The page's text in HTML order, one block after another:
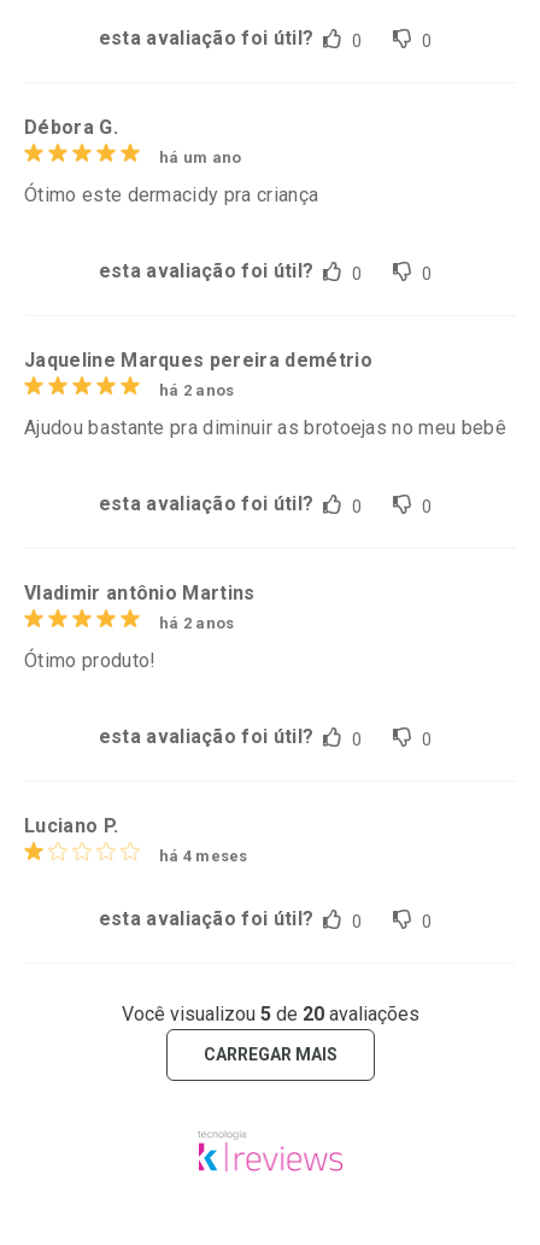
esta avaliação foi útil? 0 0
Débora G.
há um ano
Ótimo este dermacidy pra criança
esta avaliação foi útil? 0 0
Jaqueline Marques pereira demétrio
há 2 anos
Ajudou bastante pra diminuir as brotoejas no meu bebê
esta avaliação foi útil? 0 0
Vladimir antônio Martins
há 2 anos
Ótimo produto!
esta avaliação foi útil? 0 0
Luciano P.
há 4 meses
esta avaliação foi útil? 0 0
Você visualizou 5de 20avaliações
CARREGAR MAIS